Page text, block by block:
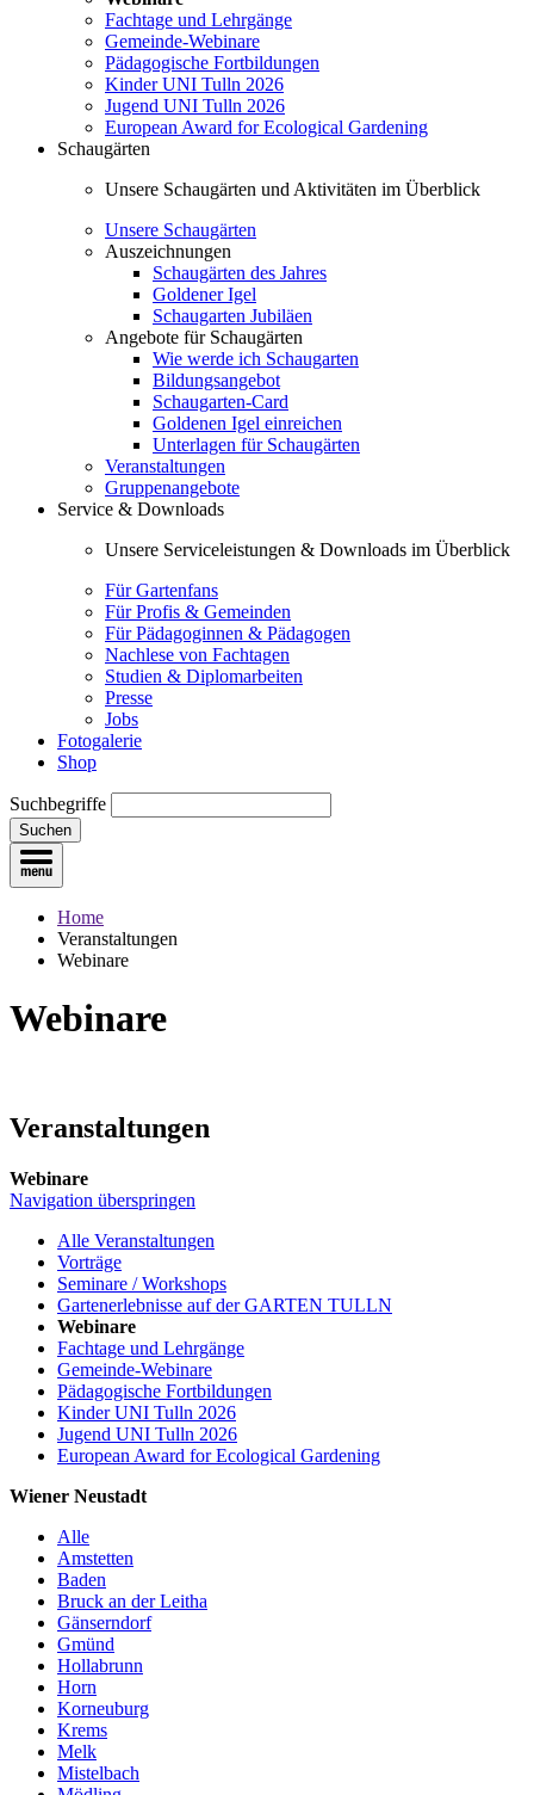
Fachtage und Lehrgänge
Gemeinde-Webinare
Pädagogische Fortbildungen
Kinder UNI Tulln 2026
Jugend UNI Tulln 2026
European Award for Ecological Gardening
Schaugärten
Unsere Schaugärten und Aktivitäten im Überblick
Unsere Schaugärten
Auszeichnungen
Schaugärten des Jahres
Goldener Igel
Schaugarten Jubiläen
Angebote für Schaugärten
Wie werde ich Schaugarten
Bildungsangebot
Schaugarten-Card
Goldenen Igel einreichen
Unterlagen für Schaugärten
Veranstaltungen
Gruppenangebote
Service & Downloads
Unsere Serviceleistungen & Downloads im Überblick
Für Gartenfans
Für Profis & Gemeinden
Für Pädagoginnen & Pädagogen
Nachlese von Fachtagen
Studien & Diplomarbeiten
Presse
Jobs
Fotogalerie
Shop
Suchbegriffe
Suchen
Home
Veranstaltungen
Webinare
Webinare
Veranstaltungen
Webinare
Navigation überspringen
Alle Veranstaltungen
Vorträge
Seminare / Workshops
Gartenerlebnisse auf der GARTEN TULLN
Webinare
Fachtage und Lehrgänge
Gemeinde-Webinare
Pädagogische Fortbildungen
Kinder UNI Tulln 2026
Jugend UNI Tulln 2026
European Award for Ecological Gardening
Wiener Neustadt
Alle
Amstetten
Baden
Bruck an der Leitha
Gänserndorf
Gmünd
Hollabrunn
Horn
Korneuburg
Krems
Melk
Mistelbach